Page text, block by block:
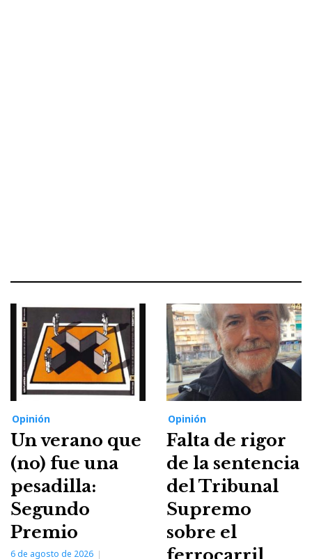
Opinión
Un verano que
(no) fue una
pesadilla:
Segundo
Premio
6 de agosto de 2026
Opinión
Falta de rigor
de la sentencia
del Tribunal
Supremo
sobre el